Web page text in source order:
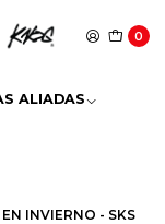
0
ALIADAS
INVIERNO - SKS